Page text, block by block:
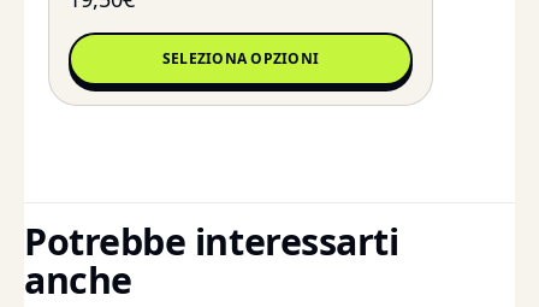
SELEZIONA OPZIONI
Potrebbe interessarti
anche